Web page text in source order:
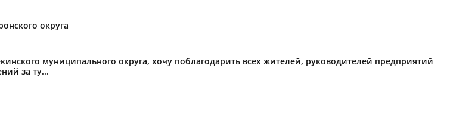
округа
муниципального округа, хочу поблагодарить всех жителей, руководителей предприятий
за ту...